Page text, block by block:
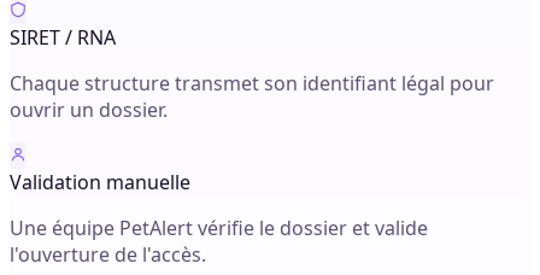
SIRET / RNA
Chaque structure transmet son identifiant légal pour
ouvrir un dossier.
Validation manuelle
Une équipe PetAlert vérifie le dossier et valide
l'ouverture de l'accès.